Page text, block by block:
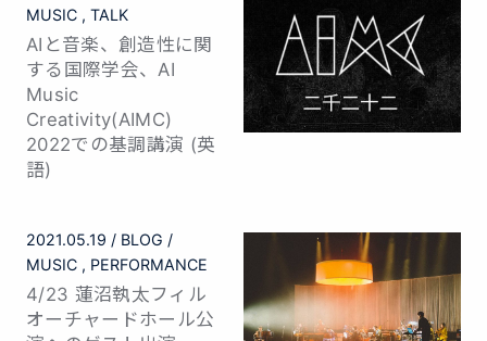
MUSIC
TALK
AIと音楽、創造性に関
する国際学会、AI
Music
Creativity(AIMC)
2022での基調講演 (英
語)
2021.05.19
BLOG
MUSIC
PERFORMANCE
4/23 蓮沼執太フィル
オーチャードホール公